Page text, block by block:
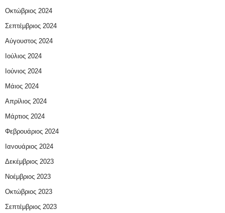
Οκτώβριος 2024
Σεπτέμβριος 2024
Αύγουστος 2024
Ιούλιος 2024
Ιούνιος 2024
Μάιος 2024
Απρίλιος 2024
Μάρτιος 2024
Φεβρουάριος 2024
Ιανουάριος 2024
Δεκέμβριος 2023
Νοέμβριος 2023
Οκτώβριος 2023
Σεπτέμβριος 2023